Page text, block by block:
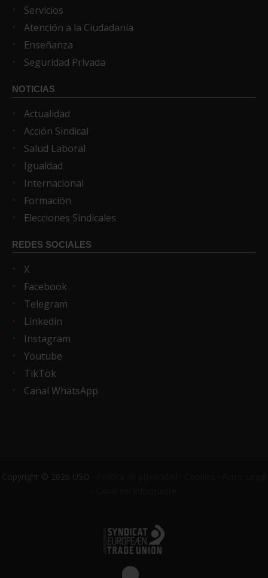
Servicios
Atención a la Ciudadanía
Enseñanza
Seguridad Privada
NOTICIAS
Actualidad
Acción Sindical
Salud Laboral
Igualdad
Internacional
Formación
Elecciones Sindicales
REDES SOCIALES
X
Facebook
Telegram
Linkedin
Instagram
Youtube
TikTok
Canal WhatsApp
Copyright © 2026 USO ·